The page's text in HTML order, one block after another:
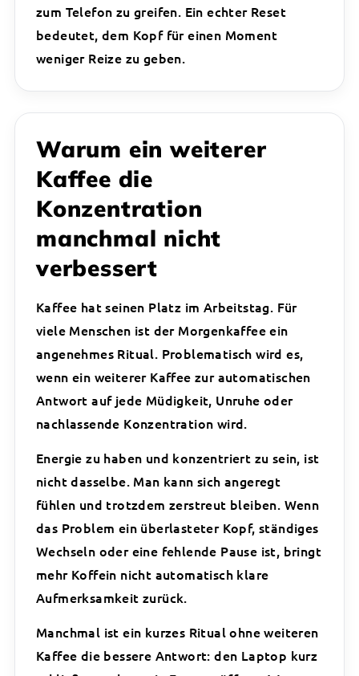
zum Telefon zu greifen. Ein echter Reset
bedeutet, dem Kopf für einen Moment
weniger Reize zu geben.
Warum ein weiterer
Kaffee die
Konzentration
manchmal nicht
verbessert
Kaffee hat seinen Platz im Arbeitstag. Für
viele Menschen ist der Morgenkaffee ein
angenehmes Ritual. Problematisch wird es,
wenn ein weiterer Kaffee zur automatischen
Antwort auf jede Müdigkeit, Unruhe oder
nachlassende Konzentration wird.
Energie zu haben und konzentriert zu sein, ist
nicht dasselbe. Man kann sich angeregt
fühlen und trotzdem zerstreut bleiben. Wenn
das Problem ein überlasteter Kopf, ständiges
Wechseln oder eine fehlende Pause ist, bringt
mehr Koffein nicht automatisch klare
Aufmerksamkeit zurück.
Manchmal ist ein kurzes Ritual ohne weiteren
Kaffee die bessere Antwort: den Laptop kurz